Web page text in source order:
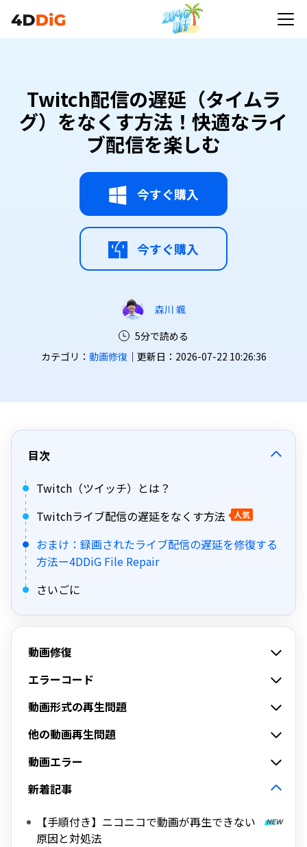
Twitch配信の遅延（タイムラ
グ）をなくす方法！快適なライ
ブ配信を楽しむ
今すぐ購入
今すぐ購入
森川 颯
5分で読める
カテゴリ： 動画修復｜更新日：2026-07-22 10:26:36
目次
Twitch（ツイッチ）とは？
Twitchライブ配信の遅延をなくす方法
人気
おまけ：録画されたライブ配信の遅延を修復する
方法ー4DDiG File Repair
さいごに
動画修復
エラーコード
動画形式の再生問題
他の動画再生問題
動画エラー
新着記事
【手順付き】ニコニコで動画が再生できない
原因と対処法